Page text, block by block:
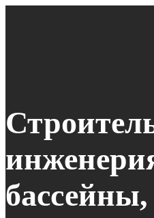
бассейны,